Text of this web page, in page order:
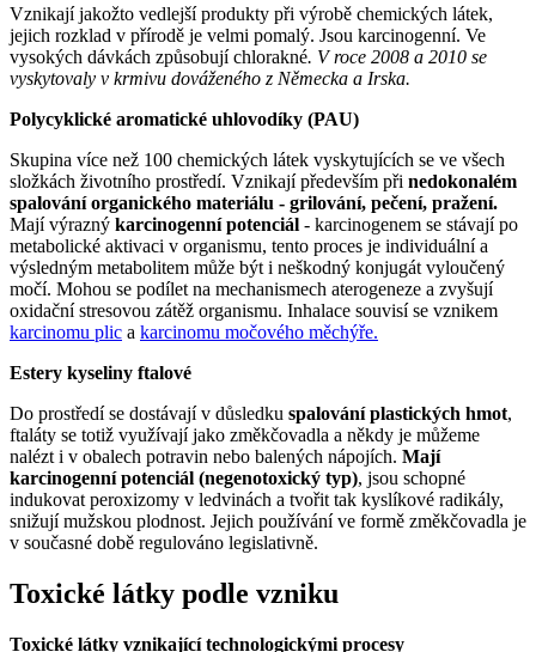
Vznikají jakožto vedlejší produkty při výrobě chemických látek,
jejich rozklad v přírodě je velmi pomalý. Jsou karcinogenní. Ve
vysokých dávkách způsobují chlorakné. V roce 2008 a 2010 se
vyskytovaly v krmivu dováženého z Německa a Irska.
Polycyklické aromatické uhlovodíky (PAU)
Skupina více než 100 chemických látek vyskytujících se ve všech
složkách životního prostředí. Vznikají především při nedokonalém
spalování organického materiálu - grilování, pečení, pražení.
Mají výrazný karcinogenní potenciál - karcinogenem se stávají po
metabolické aktivaci v organismu, tento proces je individuální a
výsledným metabolitem může být i neškodný konjugát vyloučený
močí. Mohou se podílet na mechanismech aterogeneze a zvyšují
oxidační stresovou zátěž organismu. Inhalace souvisí se vznikem
karcinomu plic a karcinomu močového měchýře.
Estery kyseliny ftalové
Do prostředí se dostávají v důsledku spalování plastických hmot,
ftaláty se totiž využívají jako změkčovadla a někdy je můžeme
nalézt i v obalech potravin nebo balených nápojích. Mají
karcinogenní potenciál (negenotoxický typ), jsou schopné
indukovat peroxizomy v ledvinách a tvořit tak kyslíkové radikály,
snižují mužskou plodnost. Jejich používání ve formě změkčovadla je
v současné době regulováno legislativně.
Toxické látky podle vzniku
Toxické látky vznikající technologickými procesy